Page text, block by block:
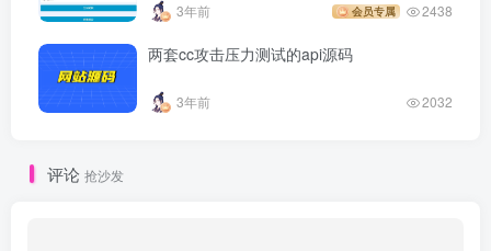
3年前 会员专属 2438
两套cc攻击压力测试的api源码
3年前 2032
评论 抢沙发